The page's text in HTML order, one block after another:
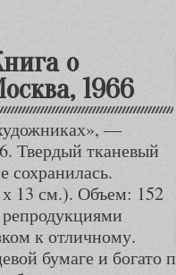
о
1966
—
Твердый тканевый
сохранилась.
13 см.). Объем: 152
к отличному.
бумаге и